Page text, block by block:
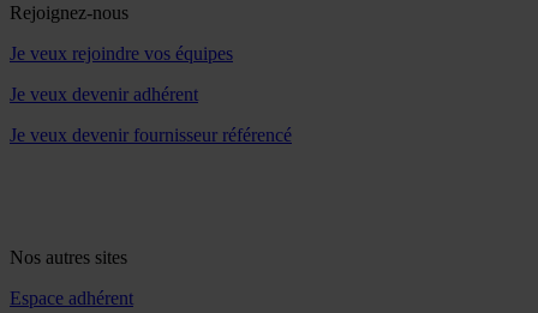
Rejoignez-nous
Je veux rejoindre vos équipes
Je veux devenir adhérent
Je veux devenir fournisseur référencé
Nos autres sites
Espace adhérent